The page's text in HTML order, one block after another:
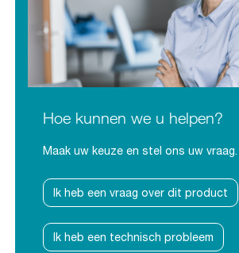
Hoe kunnen we u helpen?
Maak uw keuze en stel ons uw vraag.
Ik heb een vraag over dit product
Ik heb een technisch probleem